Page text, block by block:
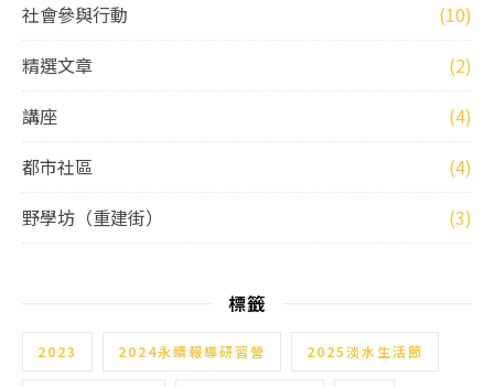
社會參與行動
(10)
精選文章
(2)
講座
(4)
都市社區
(4)
野學坊（重建街）
(3)
標籤
2023 2024永續報導研習營 2025淡水生活節